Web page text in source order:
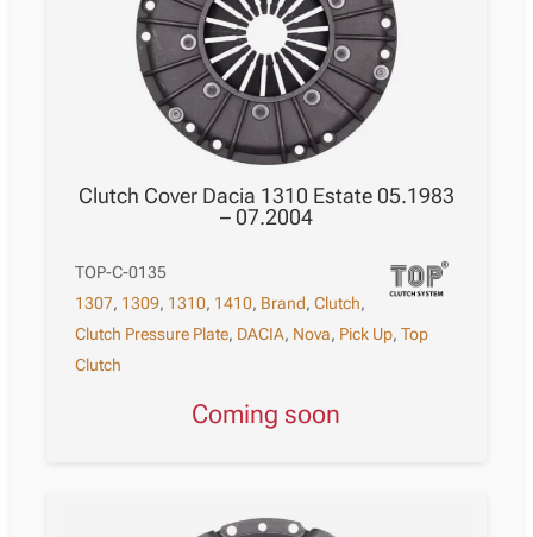
Clutch Cover Dacia 1310 Estate 05.1983
– 07.2004
TOP-C-0135
1307, 1309, 1310, 1410, Brand,Clutch,
Clutch Pressure Plate, DACIA, Nova, Pick Up,Top
Clutch
Coming soon